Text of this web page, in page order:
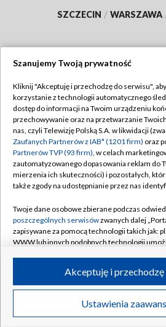
SZCZECIN / WARSZAWA
TVP
Abonament TVP
Emisja w TVP
Centrum informacji TVP
Naziemna Telewizja Cyfrowa
Rada Programowa
System NOS
Informacje o nadawcy
Program dla prasy
Ogłoszenie przetargowe
Regulamin
Polityka
Moje
Pomoc
Kontakt
Kanały
©2026 Telewizja Polska
Szanujemy Twoją prywatność
Kliknij "Akceptuję i przechodzę do serwisu",
korzystanie z technologii automatycznego
dostęp do informacji na Twoim urządzeniu
przechowywanie oraz na przetwarzanie
nas, czyli Telewizję Polską S.A. w likwidacji
Zaufanych Partnerów z IAB* (1201 firm) oraz
Partnerów TVP (93 firm), w celach
zautomatyzowanego dopasowania reklam do
mierzenia ich skuteczności) i pozostałych,
także zgody na udostępnianie przez nas
Twoje dane osobowe zbierane podczas
poszczególnych serwisówzwanych dalej
zapisywane za pomocą technologii takich jak:
WWW lub innych podobnych technologii
ruchu w Internecie.
Twoje dane osobowe zbierane podczas
poszczególnych serwisówna Portalu, takie jak
Ustawienia
Akceptuję i przechodzę